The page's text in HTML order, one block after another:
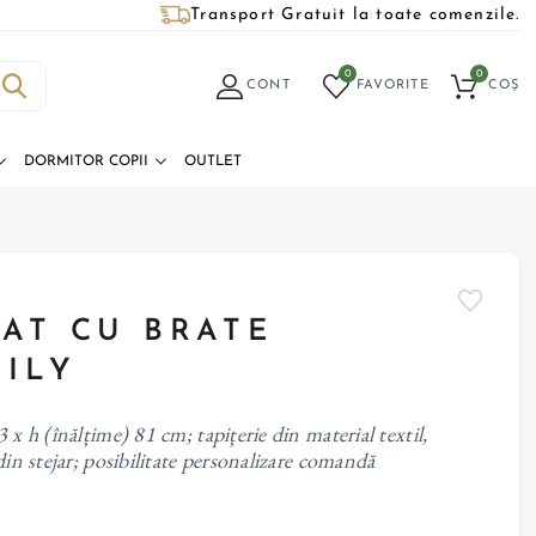
Transport Gratuit la toate comenzile.
CONT FAVORITE
0
COȘ
0
DORMITOR COPII OUTLET
CU BRATE
x h (înălțime) 81 cm; tapițerie din material textil,
stejar; posibilitate personalizare comandă